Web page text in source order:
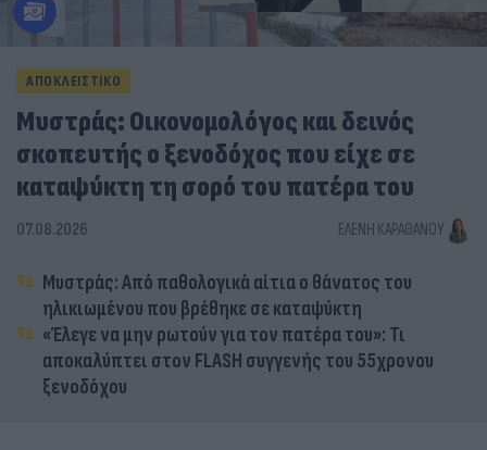
ΑΠΟΚΛΕΙΣΤΙΚΟ
Μυστράς: Οικονομολόγος και δεινός
σκοπευτής ο ξενοδόχος που είχε σε
καταψύκτη τη σορό του πατέρα του
07.08.2026 ΕΛΈΝΗ ΚΑΡΑΘΆΝΟΥ
Μυστράς: Από παθολογικά αίτια ο θάνατος του
ηλικιωμένου που βρέθηκε σε καταψύκτη
«Έλεγε να μην ρωτούν για τον πατέρα του»: Τι
αποκαλύπτει στον FLASH συγγενής του 55χρονου
ξενοδόχου